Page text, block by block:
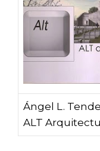
Ángel L.
ALT